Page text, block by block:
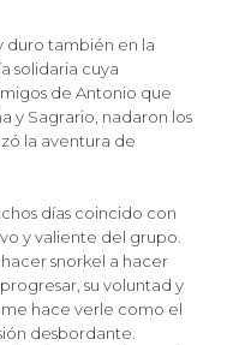
duro también en la
solidaria cuya
de Antonio que
y Sagrario, nadaron los
la aventura de
días coincido con
y valiente del grupo.
snorkel a hacer
su voluntad y
hace verle como el
desbordante.